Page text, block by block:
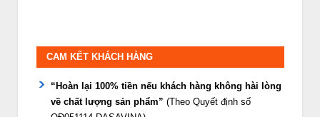
CAM KẾT KHÁCH HÀNG
“Hoàn lại 100% tiền nếu khách hàng không hài lòng
về chất lượng sản phẩm” (Theo Quyết định số